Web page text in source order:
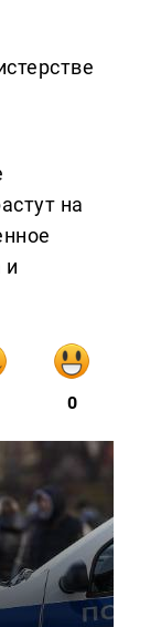
на
и
0